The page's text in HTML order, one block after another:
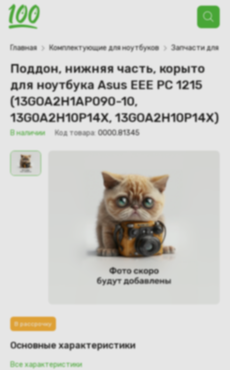
Поиск
товаров
Главная Комплектующие для ноутбуков Запчасти для
Поддон, нижняя часть, корыто
для ноутбука Asus EEE PC 1215
(13GOA2H1AP090-10,
13G0A2H10P14X, 13GOA2H10P14X)
В наличии Код товара: 0000.81345
В рассрочку
Основные характеристики
Все характеристики